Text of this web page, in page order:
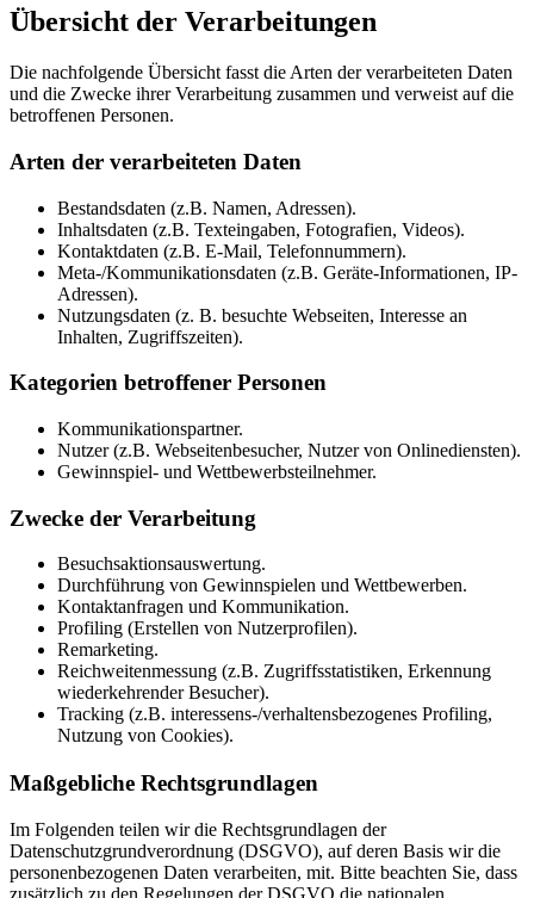
Übersicht der Verarbeitungen
Die nachfolgende Übersicht fasst die Arten der verarbeiteten Daten
und die Zwecke ihrer Verarbeitung zusammen und verweist auf die
betroffenen Personen.
Arten der verarbeiteten Daten
Bestandsdaten (z.B. Namen, Adressen).
Inhaltsdaten (z.B. Texteingaben, Fotografien, Videos).
Kontaktdaten (z.B. E-Mail, Telefonnummern).
Meta-/Kommunikationsdaten (z.B. Geräte-Informationen, IP-
Adressen).
Nutzungsdaten (z. B. besuchte Webseiten, Interesse an
Inhalten, Zugriffszeiten).
Kategorien betroffener Personen
Kommunikationspartner.
Nutzer (z.B. Webseitenbesucher, Nutzer von Onlinediensten).
Gewinnspiel- und Wettbewerbsteilnehmer.
Zwecke der Verarbeitung
Besuchsaktionsauswertung.
Durchführung von Gewinnspielen und Wettbewerben.
Kontaktanfragen und Kommunikation.
Profiling (Erstellen von Nutzerprofilen).
Remarketing.
Reichweitenmessung (z.B. Zugriffsstatistiken, Erkennung
wiederkehrender Besucher).
Tracking (z.B. interessens-/verhaltensbezogenes Profiling,
Nutzung von Cookies).
Maßgebliche Rechtsgrundlagen
Im Folgenden teilen wir die Rechtsgrundlagen der
Datenschutzgrundverordnung (DSGVO), auf deren Basis wir die
personenbezogenen Daten verarbeiten, mit. Bitte beachten Sie, dass
zusätzlich zu den Regelungen der DSGVO die nationalen